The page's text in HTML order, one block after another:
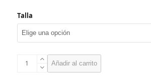
Talla
Panty
Añadir al carrito